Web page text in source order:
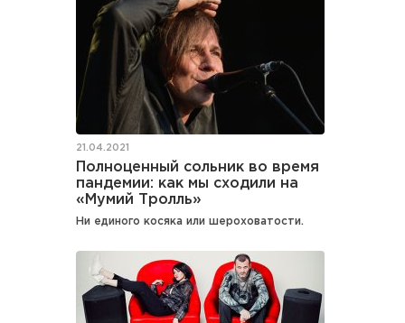
21.04.2021
Полноценный сольник во время
пандемии: как мы сходили на
«Мумий Тролль»
Ни единого косяка или шероховатости.